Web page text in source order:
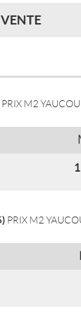
PRIX M2
PRIX M2